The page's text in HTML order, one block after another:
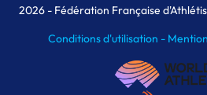
MAIF Ekiden de
2026- Fédération Française
Conditions d'utilisation -